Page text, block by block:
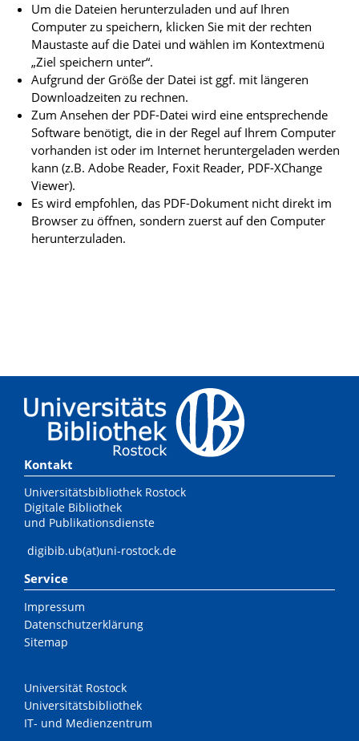
Um die Dateien herunterzuladen und auf Ihren
Computer zu speichern, klicken Sie mit der rechten
Maustaste auf die Datei und wählen im Kontextmenü
„Ziel speichern unter“.
Aufgrund der Größe der Datei ist ggf. mit längeren
Downloadzeiten zu rechnen.
Zum Ansehen der PDF-Datei wird eine entsprechende
Software benötigt, die in der Regel auf Ihrem Computer
vorhanden ist oder im Internet heruntergeladen werden
kann (z.B. Adobe Reader, Foxit Reader, PDF-XChange
Viewer).
Es wird empfohlen, das PDF-Dokument nicht direkt im
Browser zu öffnen, sondern zuerst auf den Computer
herunterzuladen.
Kontakt
Universitätsbibliothek Rostock
Digitale Bibliothek
und Publikationsdienste
digibib.ub(at)uni-rostock.de
Service
Impressum
Datenschutzerklärung
Sitemap
Universität Rostock
Universitätsbibliothek
IT- und Medienzentrum